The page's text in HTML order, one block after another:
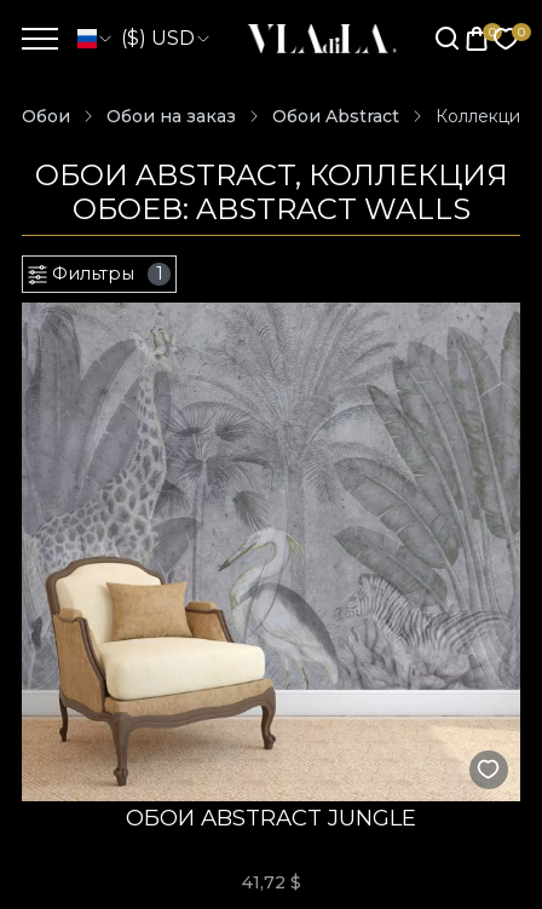
($) USD
Обои Обои на заказ Обои Abstract Коллекция
ОБОИ ABSTRACT, КОЛЛЕКЦИЯ
ОБОЕВ: ABSTRACT WALLS
Фильтры 1
ОБОИ ABSTRACT JUNGLE
41,72 $